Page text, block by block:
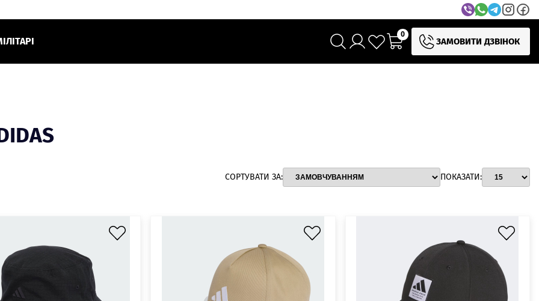
0
ЗАМОВИТИ ДЗВІНОК
СОРТУВАТИ ЗА: ПОКАЗАТИ: